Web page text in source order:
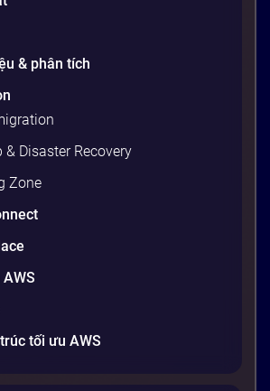
là gì? Giải thích đơn giản
cho doanh nghiệp Việt
thể nghe đến thuật ngữ “Generative
& phân tích
& Disaster Recovery
Zone
tối ưu AWS